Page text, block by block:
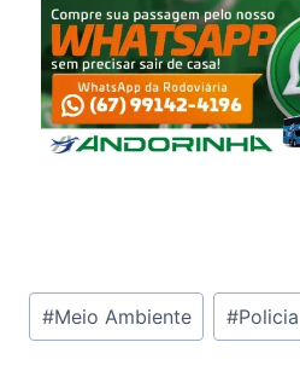
Tags
do
#Meio Ambiente #Policia